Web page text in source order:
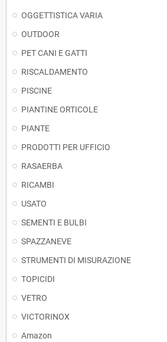
OGGETTISTICA VARIA
OUTDOOR
PET CANI E GATTI
RISCALDAMENTO
PISCINE
PIANTINE ORTICOLE
PIANTE
PRODOTTI PER UFFICIO
RASAERBA
RICAMBI
USATO
SEMENTI E BULBI
SPAZZANEVE
STRUMENTI DI MISURAZIONE
TOPICIDI
VETRO
VICTORINOX
Amazon